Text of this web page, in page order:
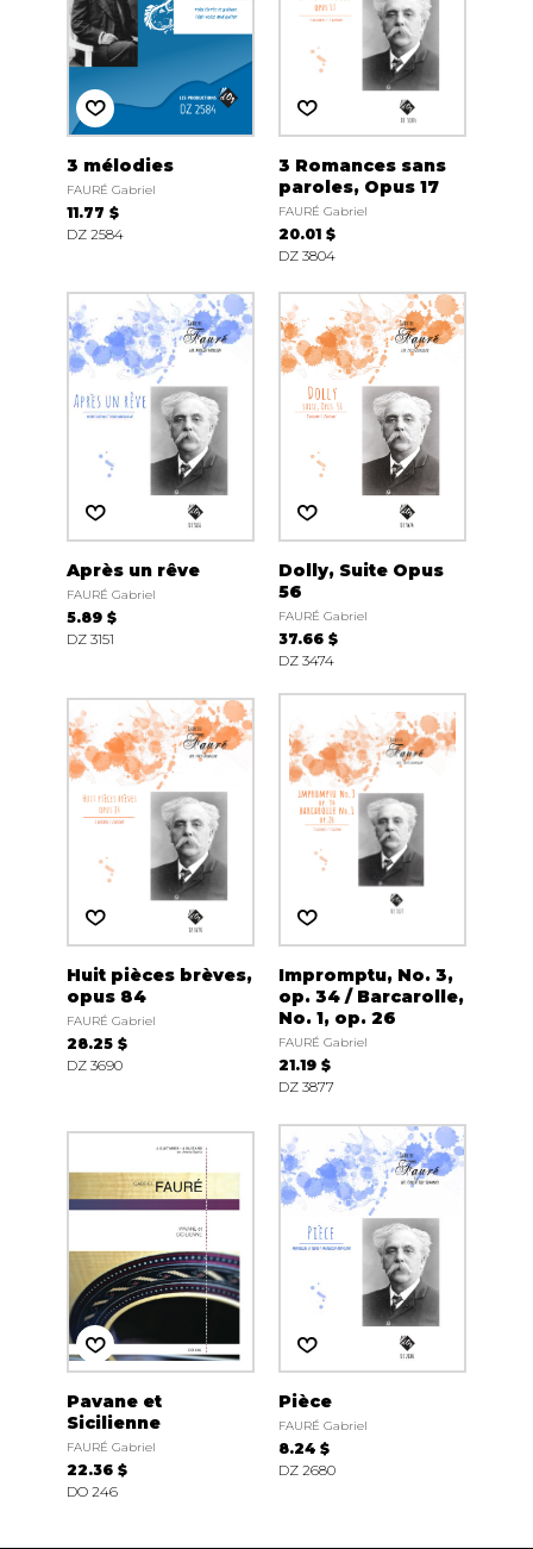
3 mélodies
FAURÉ Gabriel
11.77 $
DZ 2584
3 Romances sans
paroles, Opus 17
FAURÉ Gabriel
20.01 $
DZ 3804
Après un rêve
FAURÉ Gabriel
5.89 $
DZ 3151
Dolly, Suite Opus
56
FAURÉ Gabriel
37.66 $
DZ 3474
Huit pièces brèves,
opus 84
FAURÉ Gabriel
28.25 $
DZ 3690
Impromptu, No. 3,
op. 34 / Barcarolle,
No. 1, op. 26
FAURÉ Gabriel
21.19 $
DZ 3877
Pavane et
Sicilienne
FAURÉ Gabriel
22.36 $
DO 246
Pièce
FAURÉ Gabriel
8.24 $
DZ 2680